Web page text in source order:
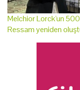
Melchior Lorck'un 500
Ressam yeniden